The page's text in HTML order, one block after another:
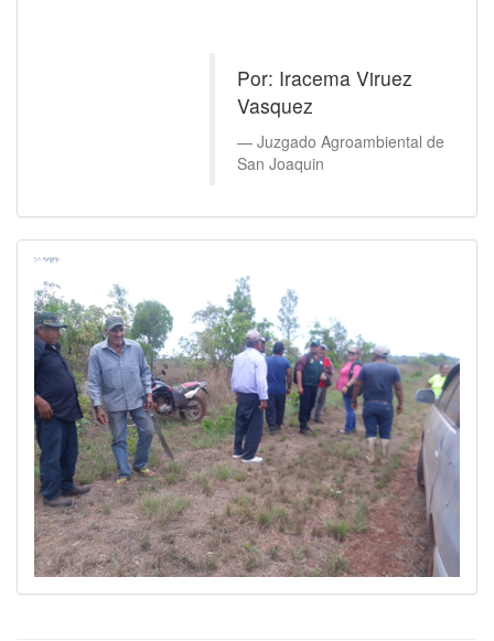
Por: Iracema Viruez
Vasquez
Juzgado Agroambiental de
San Joaquin